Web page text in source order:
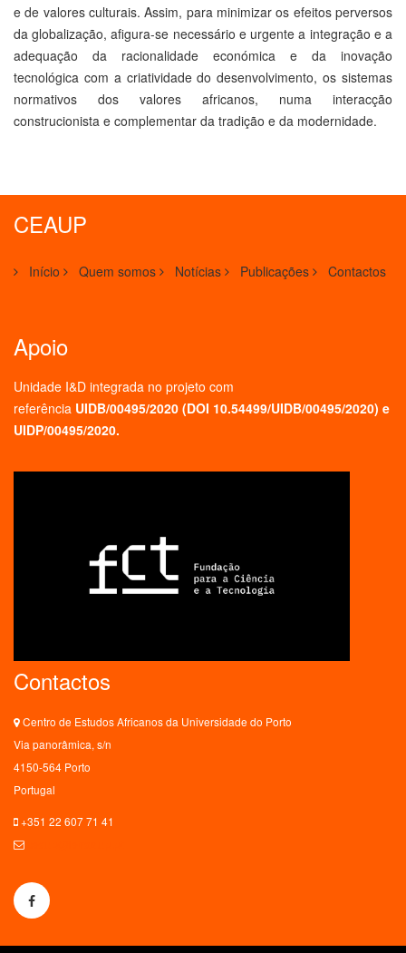
e de valores culturais. Assim, para minimizar os efeitos perversos
da globalização, afigura-se necessário e urgente a integração e a
adequação da racionalidade económica e da inovação
tecnológica com a criatividade do desenvolvimento, os sistemas
normativos dos valores africanos, numa interacção
construcionista e complementar da tradição e da modernidade.
CEAUP
Início Quem somos Notícias Publicações Contactos
Apoio
Unidade I&D integrada no projeto com
referência UIDB/00495/2020 (DOI 10.54499/UIDB/00495/2020) e
UIDP/00495/2020.
Contactos
Centro de Estudos Africanos da Universidade do Porto
Via panorâmica, s/n
4150-564 Porto
Portugal
+351 22 607 71 41